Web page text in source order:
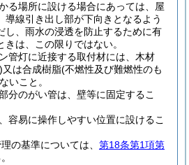
る場所に設ける場合にあっては、屋
導線引き出し部が下向きとなるよう
し、雨水の浸透を防止するために有
は、この限りではない。
管灯に近接する取付材には、木材
又は合成樹脂(不燃性及び難燃性のも
いこと。
分のがい管は、壁等に固定するこ
容易に操作しやすい位置に設けるこ
の基準については、 第18条第1項第